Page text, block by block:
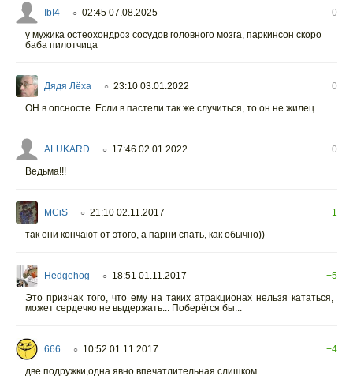
IbI4 ○ 02:45 07.08.2025
0
у мужика остеохондроз сосудов головного мозга, паркинсон скоро
баба пилотчица
Дядя Лёха ○ 23:10 03.01.2022
0
ОН в опсносте. Если в пастели так же случиться, то он не жилец
ALUKARD ○ 17:46 02.01.2022
0
Ведьма!!!
MCiS ○ 21:10 02.11.2017
+1
так они кончают от этого, а парни спать, как обычно))
Hedgehog ○ 18:51 01.11.2017
+5
Это признак того, что ему на таких атракционах нельзя кататься,
может сердечко не выдержать... Поберёгся бы...
666 ○ 10:52 01.11.2017
+4
две подружки,одна явно впечатлительная слишком